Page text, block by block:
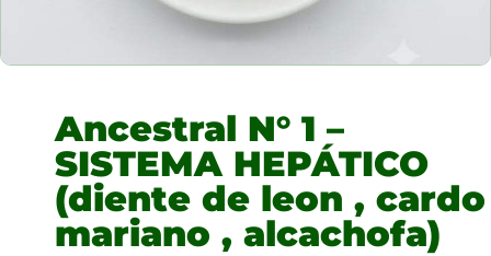
Ancestral N° 1 –
SISTEMA HEPÁTICO
(diente de leon , cardo
mariano , alcachofa)